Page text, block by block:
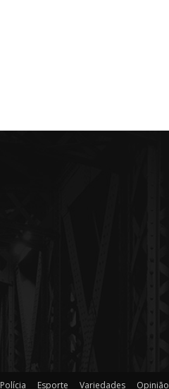
Polícia Esporte Variedades Opinião